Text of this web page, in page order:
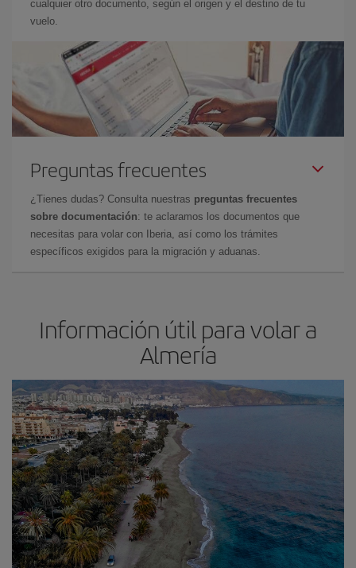
cualquier otro documento, según el origen y el destino de tu
vuelo.
Preguntas frecuentes
¿Tienes dudas? Consulta nuestras preguntas frecuentes
sobre documentación: te aclaramos los documentos que
necesitas para volar con Iberia, así como los trámites
específicos exigidos para la migración y aduanas.
Información útil para volar a
Almería